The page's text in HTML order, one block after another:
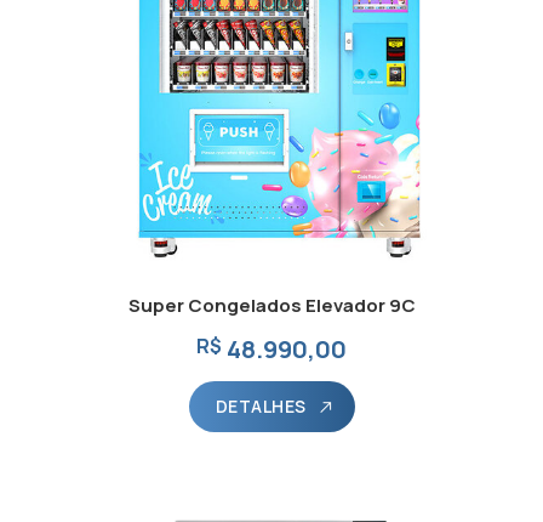
Super Congelados Elevador 9C
R$ 48.990,00
DETALHES